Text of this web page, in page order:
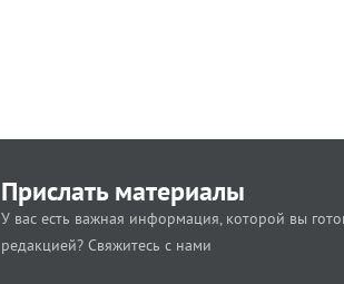
Прислать материалы
У вас есть важная информация, которой вы
редакцией? Свяжитесь с нами